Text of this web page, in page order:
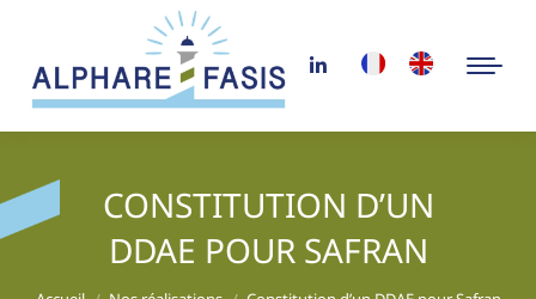
CONSTITUTION D’UN
DDAE POUR SAFRAN
Vous êtes ici :